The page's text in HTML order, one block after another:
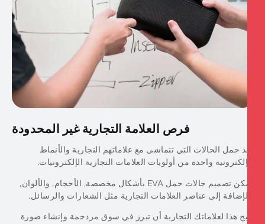
فرص العلامة التجارية غير المحدودة
حمل الحالات التي تتماشى مع علاماتهم التجارية والأنماط
واحدة من أولويات العلامات التجارية الإلكترونيات.
يمكن تصميم حالات حمل EVA بأشكال مخصصة, الأحجام, والألوان,
إلى عناصر العلامات التجارية مثل الشعارات والرسائل.
هذا لعلاماتك التجارية أن تبرز في سوق مزدحمة وإنشاء صورة